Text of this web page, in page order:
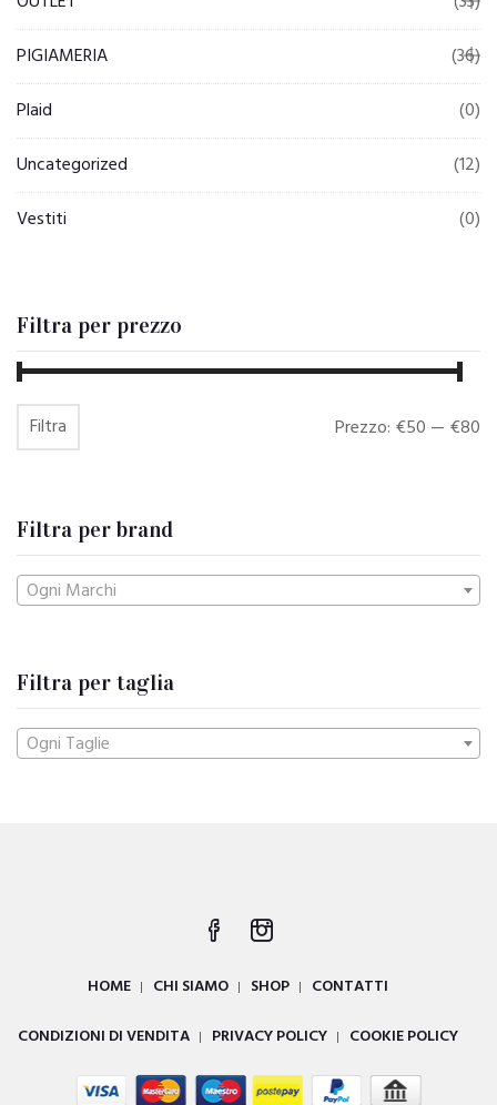
PIGIAMERIA
(36)
Plaid
(0)
Uncategorized
(12)
Vestiti
(0)
Filtra per prezzo
Prezzo
Prezzo
Filtra Prezzo: €50 — €80
Filtra per brand
Ogni Marchi
Filtra per taglia
Ogni Taglie
HOME CHI SIAMO SHOP
CONTATTI
CONDIZIONI DI VENDITA
PRIVACY POLICY COOKIE POLICY